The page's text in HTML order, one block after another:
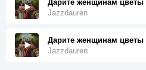
Jazzdauren
Дарите женщинам цветы
Jazzdauren